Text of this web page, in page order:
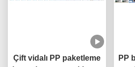
Çift vidalı PP paketleme
PP